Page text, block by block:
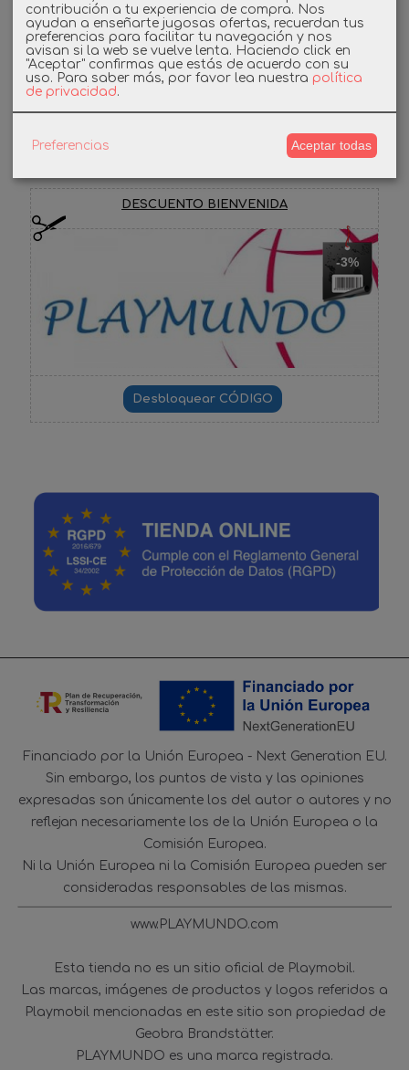
Linkedin
Instagram
Facebook
DESCUENTO BIENVENIDA
-3%
Financiado por la Unión Europea - Next Generation EU.
Sin embargo, los puntos de vista y las opiniones
expresadas son únicamente los del autor o autores y no
reflejan necesariamente los de la Unión Europea o la
Comisión Europea.
Ni la Unión Europea ni la Comisión Europea pueden ser
consideradas responsables de las mismas.
www.PLAYMUNDO.com
Esta tienda no es un sitio oficial de Playmobil.
Las marcas, imágenes de productos y logos referidos a
Playmobil mencionadas en este sitio son propiedad de
Geobra Brandstätter.
PLAYMUNDO es una marca registrada.
contribución a tu experiencia de compra. Nos
ayudan a enseñarte jugosas ofertas, recuerdan tus
preferencias para facilitar tu navegación y nos
avisan si la web se vuelve lenta. Haciendo click en
"Aceptar" confirmas que estás de acuerdo con su
uso. Para saber más, por favor lea nuestra política
de privacidad.
Preferencias Aceptar todas